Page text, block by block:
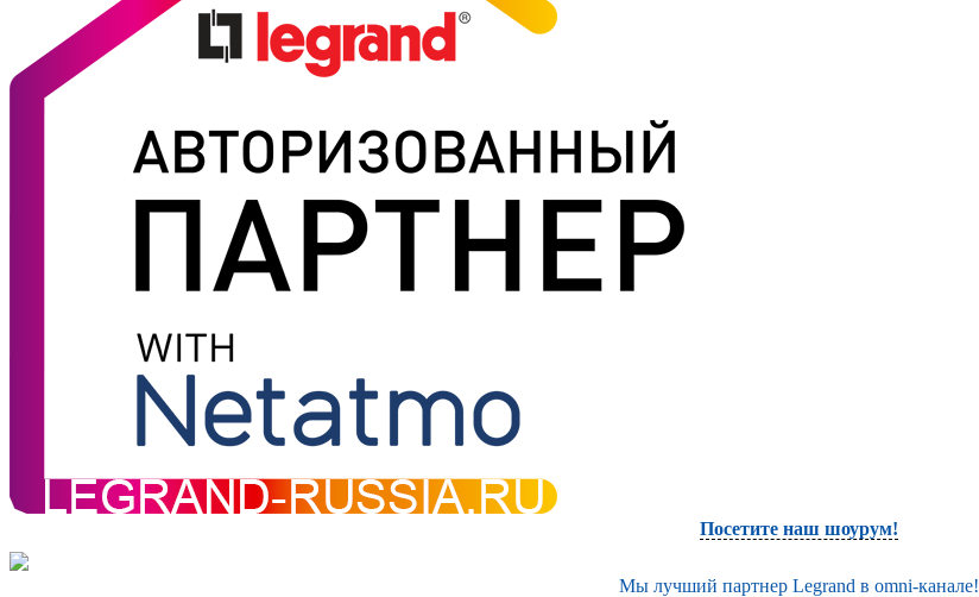
Посетите наш шоурум!
Мы лучший партнер Legrand в omni-канале!